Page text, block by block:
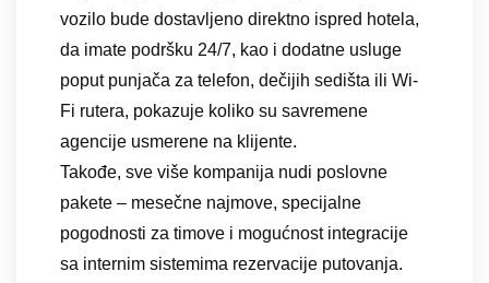
vozilo bude dostavljeno direktno ispred hotela,
da imate podršku 24/7, kao i dodatne usluge
poput punjača za telefon, dečijih sedišta ili Wi-
Fi rutera, pokazuje koliko su savremene
agencije usmerene na klijente.
Takođe, sve više kompanija nudi poslovne
pakete – mesečne najmove, specijalne
pogodnosti za timove i mogućnost integracije
sa internim sistemima rezervacije putovanja.